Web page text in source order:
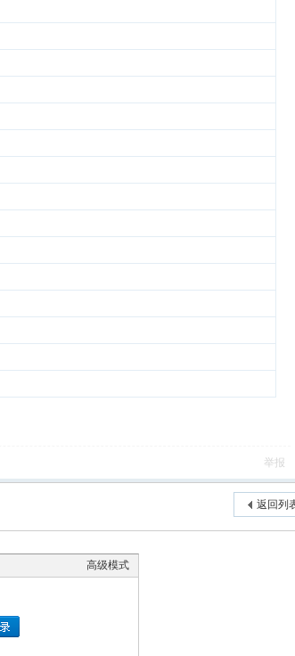
举报
返回列
高级模式